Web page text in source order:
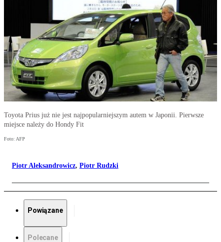
Toyota Prius już nie jest najpopularniejszym autem w Japonii. Pierwsze
miejsce należy do Hondy Fit
Foto: AFP
Piotr Aleksandrowicz, Piotr Rudzki
Powiązane
Polecane